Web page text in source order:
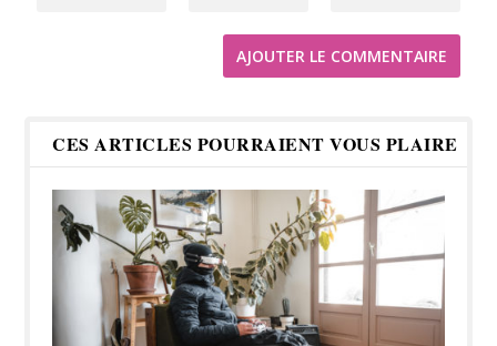
CES ARTICLES POURRAIENT VOUS PLAIRE